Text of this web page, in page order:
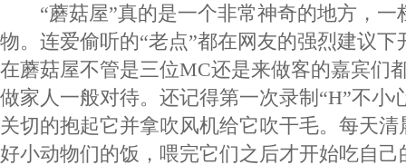
“蘑菇屋”真的是一个非常神奇的地方，一
物。连爱偷听的“老点”都在网友的强烈建议
在蘑菇屋不管是三位MC还是来做客的嘉宾们
做家人一般对待。还记得第一次录制“H”不小
关切的抱起它并拿吹风机给它吹干毛。每天
好小动物们的饭，喂完它们之后才开始吃自